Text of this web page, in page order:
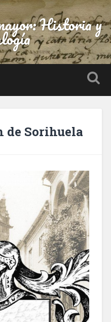
Historia y
Sorihuela